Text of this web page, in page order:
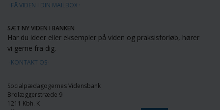
FÅ VIDEN I DIN MAILBOX
SÆT NY VIDEN I BANKEN
Har du ideer eller eksempler på viden og praksisforløb, hører
vi gerne fra dig.
KONTAKT OS
Socialpædagogernes Vidensbank
Brolæggerstræde 9
1211 Kbh. K